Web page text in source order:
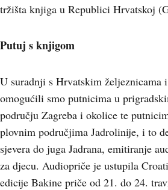
tržišta knjiga u Republici Hrvatskoj
Putuj s knjigom
U suradnji s Hrvatskim željeznicama
omogućili smo putnicima u
području Zagreba i okolice te
plovnim područjima Jadrolinije, i to
sjevera do juga Jadrana, emitiranje
za djecu. Audiopriče je ustupila
edicije Bakine priče od 21. do 24.